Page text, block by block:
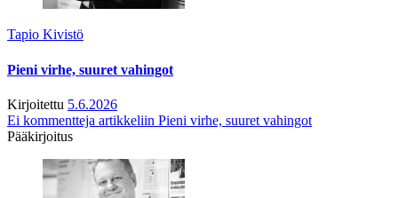
Tapio Kivistö
Pieni virhe, suuret vahingot
Kirjoitettu 5.6.2026
Ei kommentteja artikkeliin Pieni virhe, suuret vahingot
Pääkirjoitus